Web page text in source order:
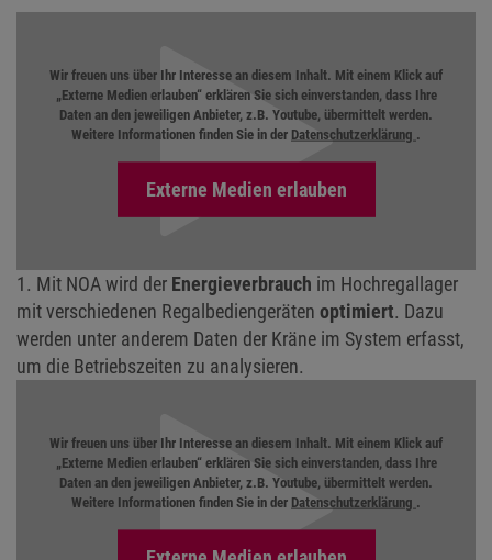
Wir freuen uns über Ihr Interesse an diesem Inhalt. Mit einem Klick auf
„Externe Medien erlauben“ erklären Sie sich einverstanden, dass Ihre
Daten an den jeweiligen Anbieter, z.B. Youtube, übermittelt werden.
Weitere Informationen finden Sie in der Datenschutzerklärung .
1. Mit NOA wird der Energieverbrauch im Hochregallager
mit verschiedenen Regalbediengeräten optimiert. Dazu
werden unter anderem Daten der Kräne im System erfasst,
um die Betriebszeiten zu analysieren.
Wir freuen uns über Ihr Interesse an diesem Inhalt. Mit einem Klick auf
„Externe Medien erlauben“ erklären Sie sich einverstanden, dass Ihre
Daten an den jeweiligen Anbieter, z.B. Youtube, übermittelt werden.
Weitere Informationen finden Sie in der Datenschutzerklärung .